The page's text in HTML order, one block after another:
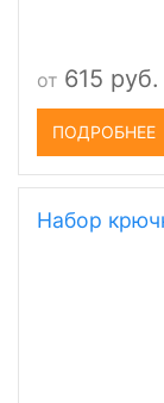
от 615 руб.
ПОДРОБНЕЕ
Набор